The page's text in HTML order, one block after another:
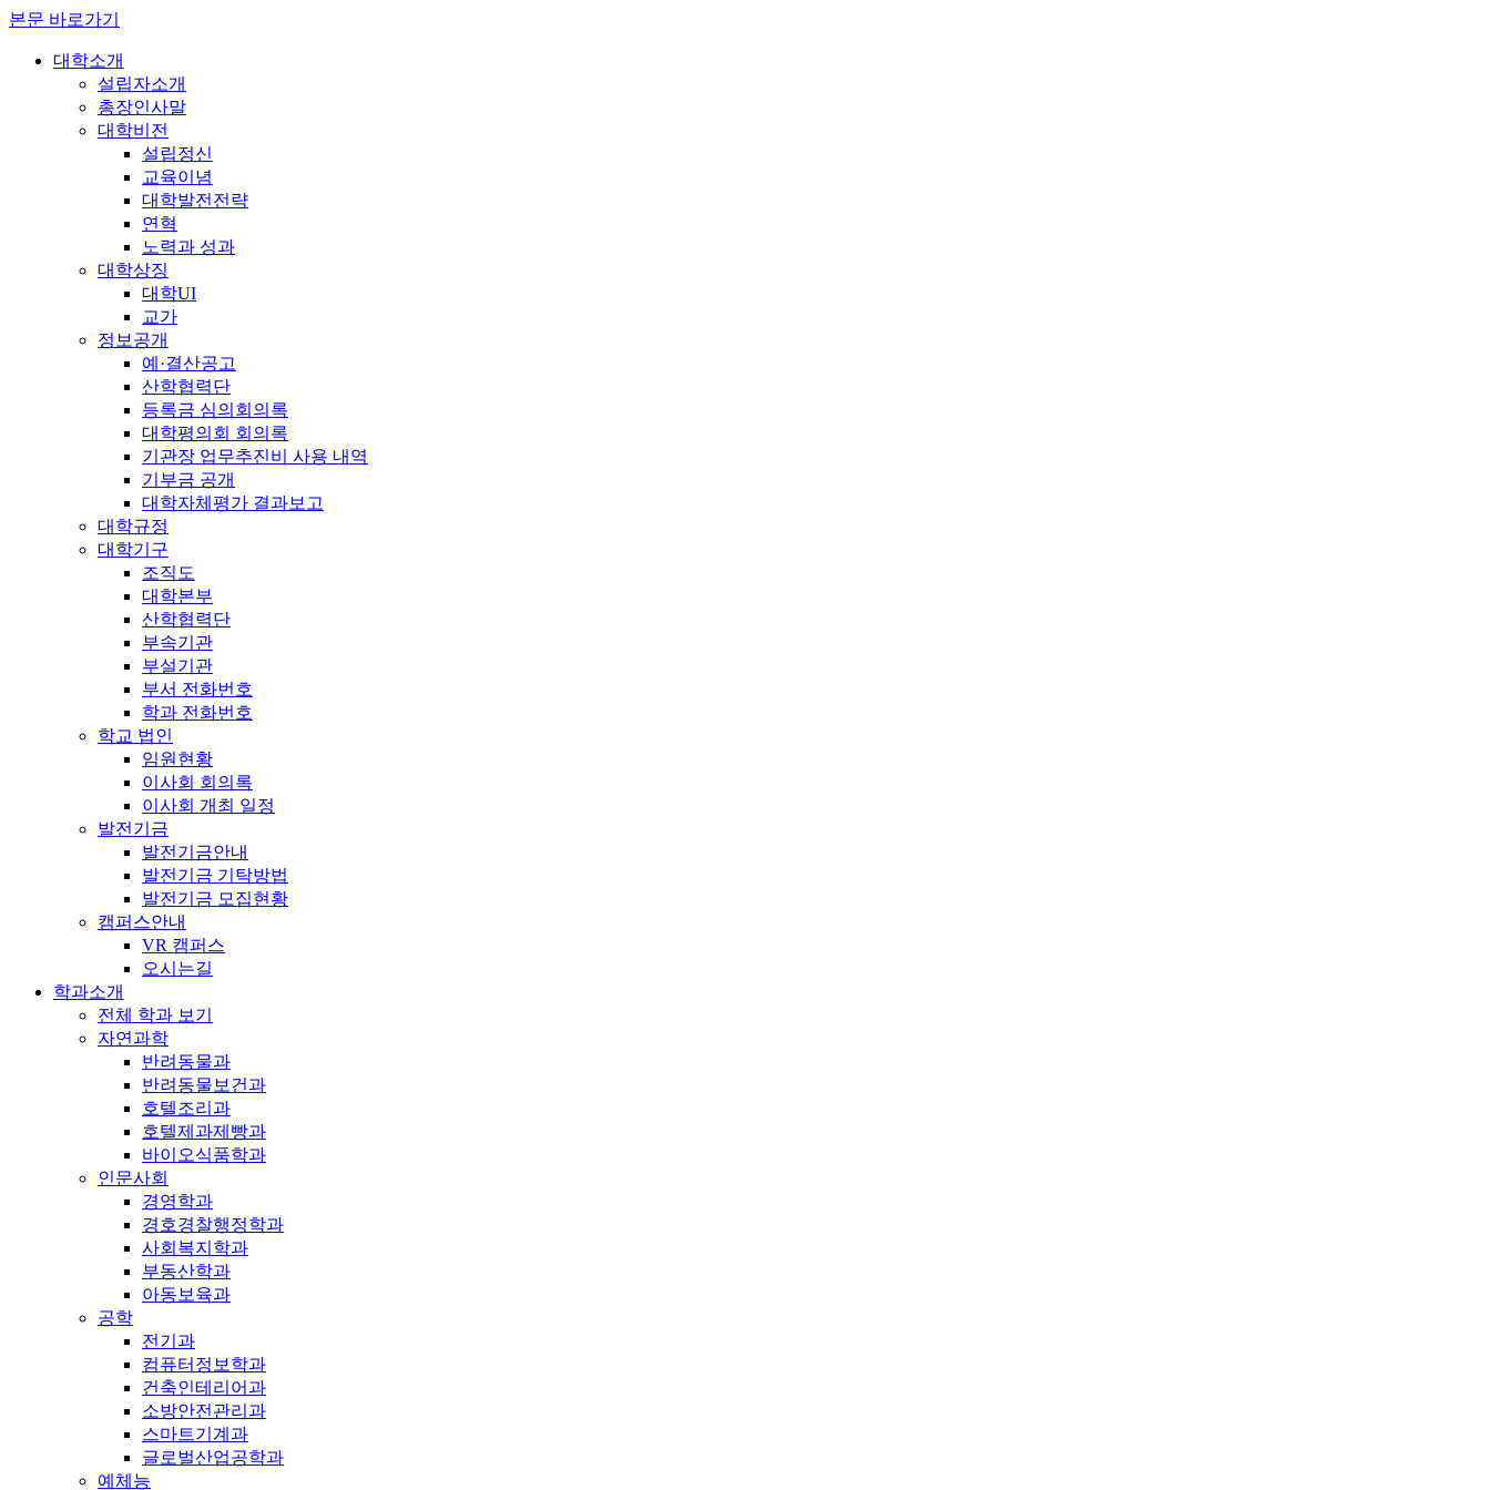
본문 바로가기
대학소개
설립자소개
총장인사말
대학비전
설립정신
교육이념
대학발전전략
연혁
노력과 성과
대학상징
대학UI
교가
정보공개
예·결산공고
산학협력단
등록금 심의회의록
대학평의회 회의록
기관장 업무추진비 사용 내역
기부금 공개
대학자체평가 결과보고
대학규정
대학기구
조직도
대학본부
산학협력단
부속기관
부설기관
부서 전화번호
학과 전화번호
학교 법인
임원현황
이사회 회의록
이사회 개최 일정
발전기금
발전기금안내
발전기금 기탁방법
발전기금 모집현황
캠퍼스안내
VR 캠퍼스
오시는길
학과소개
전체 학과 보기
자연과학
반려동물과
반려동물보건과
호텔조리과
호텔제과제빵과
바이오식품학과
인문사회
경영학과
경호경찰행정학과
사회복지학과
부동산학과
아동보육과
공학
전기과
컴퓨터정보학과
건축인테리어과
소방안전관리과
스마트기계과
글로벌산업공학과
예체능